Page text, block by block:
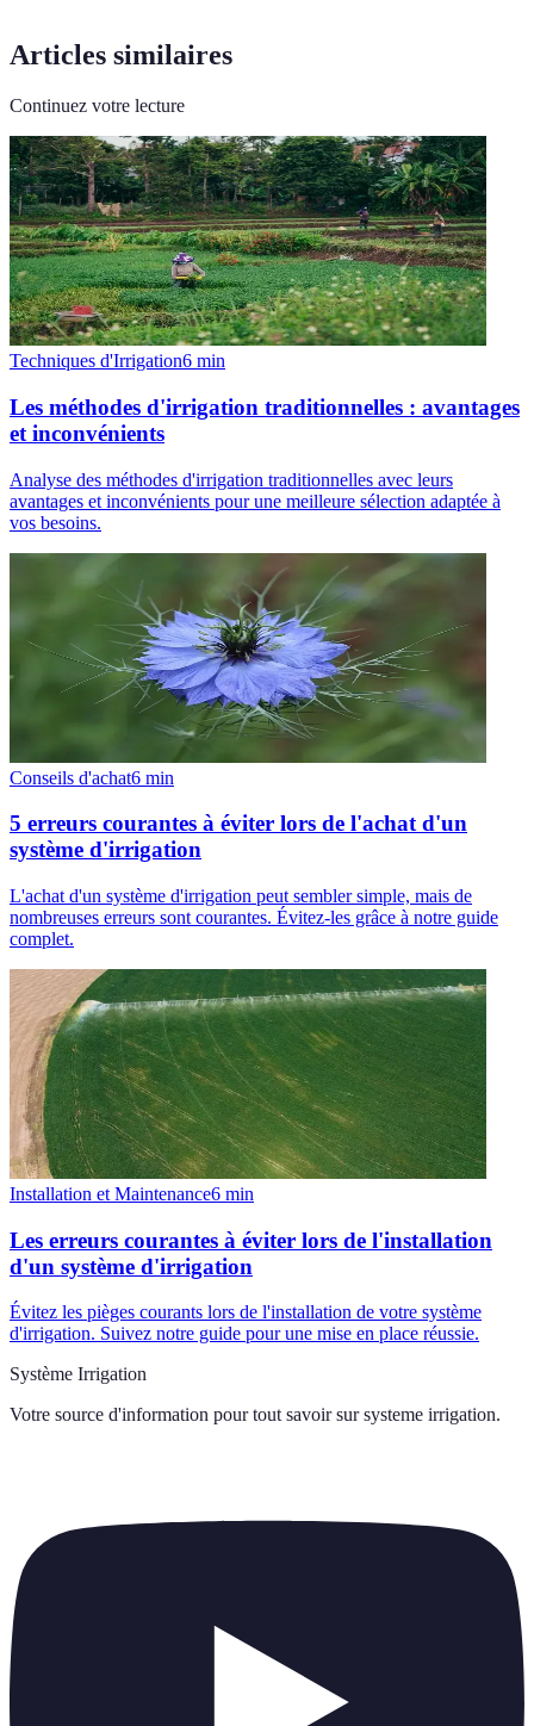
Articles similaires
Continuez votre lecture
Techniques d'Irrigation6 min
Les méthodes d'irrigation traditionnelles : avantages
et inconvénients
Analyse des méthodes d'irrigation traditionnelles avec leurs
avantages et inconvénients pour une meilleure sélection adaptée à
vos besoins.
Conseils d'achat6 min
5 erreurs courantes à éviter lors de l'achat d'un
système d'irrigation
L'achat d'un système d'irrigation peut sembler simple, mais de
nombreuses erreurs sont courantes. Évitez-les grâce à notre guide
complet.
Installation et Maintenance6 min
Les erreurs courantes à éviter lors de l'installation
d'un système d'irrigation
Évitez les pièges courants lors de l'installation de votre système
d'irrigation. Suivez notre guide pour une mise en place réussie.
Système Irrigation
Votre source d'information pour tout savoir sur systeme irrigation.